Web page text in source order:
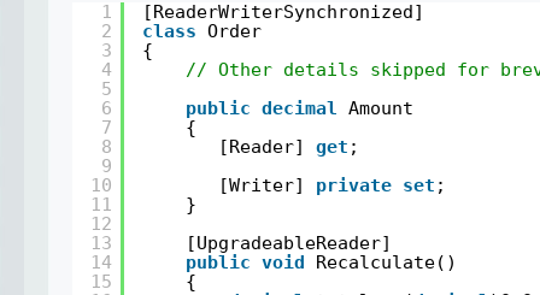
1
2
3
4
5
6
7
8
9
10
11
12
13
14
15
[ReaderWriterSynchronized]
class Order
{
// Other details skipped for
public decimal
Amount
{
[Reader] get ;
[Writer] private set ;
}
[UpgradeableReader]
public void
Recalculate()
{